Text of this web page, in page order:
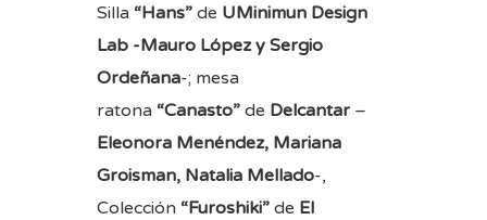
Silla “Hans” de UMinimun Design
Lab -Mauro López y Sergio
Ordeñana-; mesa
ratona “Canasto” de Delcantar –
Eleonora Menéndez, Mariana
Groisman, Natalia Mellado-,
Colección “Furoshiki” de El